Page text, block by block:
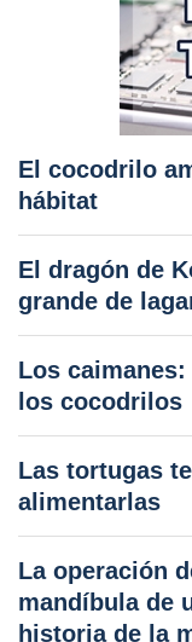
El cocodrilo
hábitat
El dragón de
grande de
Los
los cocodrilos
Las tortugas
alimentarlas
La operación
mandíbula de
historia de la